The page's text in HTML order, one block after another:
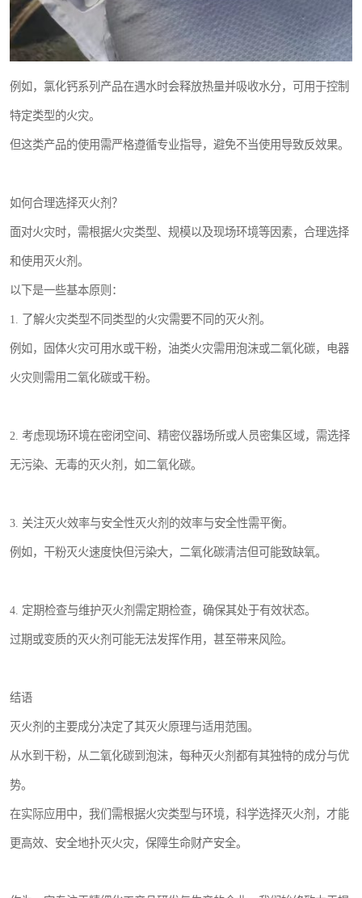
例如，氯化钙系列产品在遇水时会释放热量并吸收水分，可用于控制
特定类型的火灾。
但这类产品的使用需严格遵循专业指导，避免不当使用导致反效果。
如何合理选择灭火剂？
面对火灾时，需根据火灾类型、规模以及现场环境等因素，合理选择
和使用灭火剂。
以下是一些基本原则：
1. 了解火灾类型不同类型的火灾需要不同的灭火剂。
例如，固体火灾可用水或干粉，油类火灾需用泡沫或二氧化碳，电器
火灾则需用二氧化碳或干粉。
2. 考虑现场环境在密闭空间、精密仪器场所或人员密集区域，需选择
无污染、无毒的灭火剂，如二氧化碳。
3. 关注灭火效率与安全性灭火剂的效率与安全性需平衡。
例如，干粉灭火速度快但污染大，二氧化碳清洁但可能致缺氧。
4. 定期检查与维护灭火剂需定期检查，确保其处于有效状态。
过期或变质的灭火剂可能无法发挥作用，甚至带来风险。
结语
灭火剂的主要成分决定了其灭火原理与适用范围。
从水到干粉，从二氧化碳到泡沫，每种灭火剂都有其独特的成分与优
势。
在实际应用中，我们需根据火灾类型与环境，科学选择灭火剂，才能
更高效、安全地扑灭火灾，保障生命财产安全。